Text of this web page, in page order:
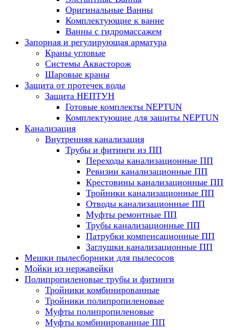
Оригинальные Ванны
Комплектующие к ванне
Ванны с гидромассажем
Запорная и регулирующая арматура
Краны угловые
Системы Аквасторож
Шаровые краны
Защита от протечек воды
Защита НЕПТУН
Готовые комплекты NEPTUN
Комплектующие для защиты NEPTUN
Канализация
Внутренняя канализация
Трубы и фитинги из ПП
Переходы канализационные ПП
Ревизии канализационные ПП
Крестовины канализационные ПП
Тройники канализационные ПП
Отводы канализационные ПП
Муфты ремонтные ПП
Трубы канализационные ПП
Патрубки компенсационные ПП
Заглушки канализационные ПП
Мешки пылесборники для пылесосов
Мойки из нержавейки
Полипропиленовые трубы и фитинги
Тройники комбинированные
Тройники полипропиленовые
Муфты полипропиленовые
Муфты комбинированные ПП